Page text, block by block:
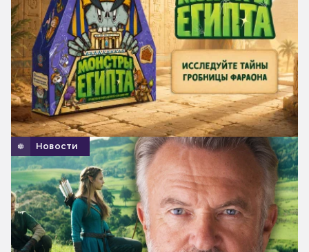
Новости